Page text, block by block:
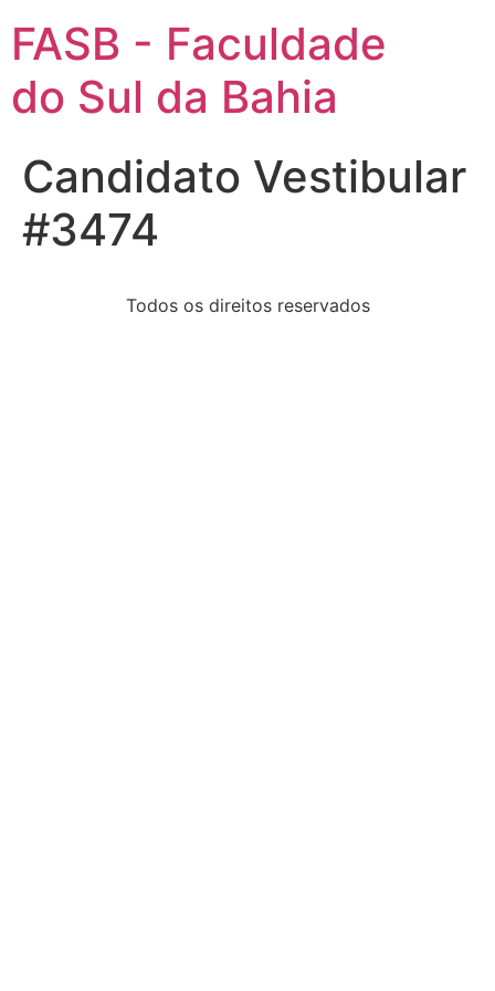
FASB - Faculdade
do Sul da Bahia
Candidato Vestibular
#3474
Todos os direitos reservados